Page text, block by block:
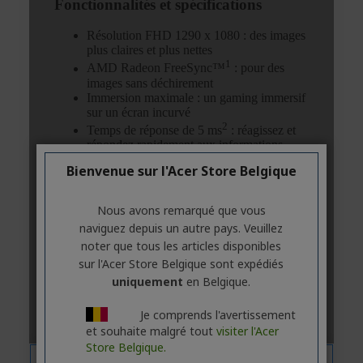
Bienvenue sur l'Acer Store Belgique
Nous avons remarqué que vous
naviguez depuis un autre pays. Veuillez
noter que tous les articles disponibles
sur l'Acer Store Belgique sont expédiés
uniquement en Belgique.
Je comprends l'avertissement
et souhaite malgré tout visiter l'Acer
Store Belgique.